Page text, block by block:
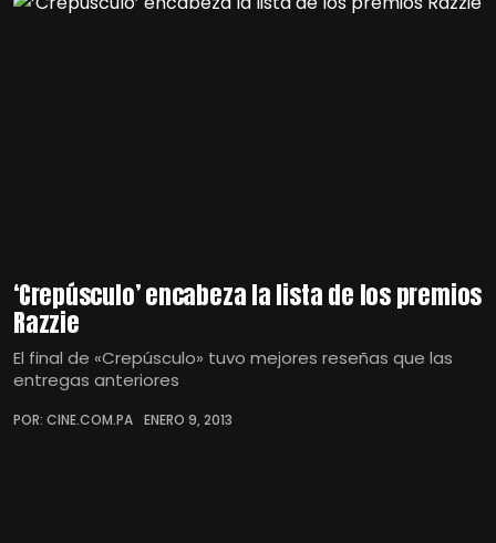
‘Crepúsculo’ encabeza la lista de los premios
Razzie
El final de «Crepúsculo» tuvo mejores reseñas que las
entregas anteriores
POR: CINE.COM.PA ENERO 9, 2013